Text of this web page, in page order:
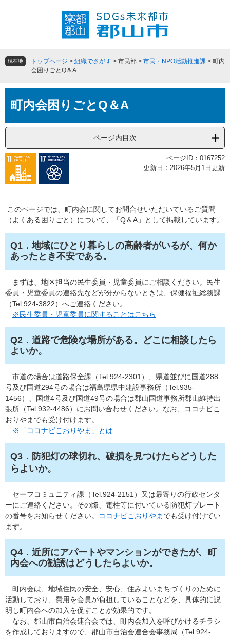
頭
飛
へ
現在地 トップページ > 組織でさがす > 市民部 > 市民・NPO活動推進課 > 町内
会困りごとQ＆A
町内会困りごとQ＆A
ページ内目次
ページID：0167252
更新日：2026年5月1日更新
​ このページでは、町内会に関してお問合せいただいているご質問
（よくある困りごと）について、「Q＆A」として掲載しています。
Q1．地域にひとり暮らしの高齢者がいるが、何か
あったとき不安である。
まずは、地区担当の民生委員・児童委員にご相談ください。民生
委員・児童委員の連絡先などが分からないときは、保健福祉総務課
（Tel.924-3822）へご連絡ください。
※民生委員・児童委員に関することはこちら
Q2．​道路で危険な場所がある。どこに相談したら
よいか。
市道の場合は道路保全課（Tel.924-2301）、県道並びに国道288
号及び国道294号の場合は福島県県中建設事務所（Tel.935-
1456）、国道4号及び国道49号の場合は郡山国道事務所郡山維持出
張所（Tel.932-4486）にお問い合わせください。なお、ココナビこ
おりやまでも受け付けます。
※「ココナビこおりやま」とは
Q3．防犯灯の球切れ、破損を見つけたらどうした
らよいか。
セーフコミュニティ課（Tel.924-2151）又は最寄りの行政センタ
ーにご連絡ください。その際、電柱等に付いている防犯灯プレート
の番号をお知らせください。
ココナビこおりやま でも受け付けてい
ます。
Q4．近所にアパートやマンションができたが、町
内会への勧誘はどうしたらよいか。​
町内会は、地域住民の安全、安心、住みよいまちづくりのために
活動しており、費用を会員が負担していることなどを、具体的に説
明し町内会への加入を促すことが効果的です。
なお、郡山市自治会連合会では、町内会加入を呼びかけるチラシ
を作成しておりますので、郡山市自治会連合会事務局（Tel.924-